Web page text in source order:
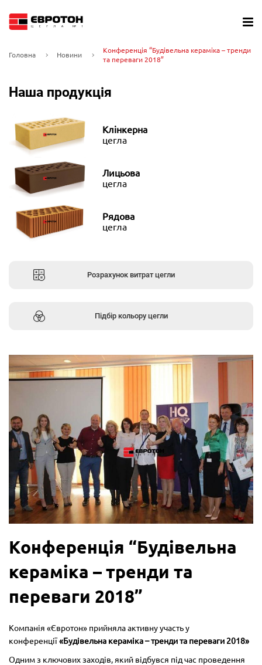
Головна Новини
Конференція “Будівельна кераміка – тренди
та переваги 2018”
Конференція “Будівельна
кераміка – тренди та
переваги 2018”
Компанія «Євротон» прийняла активну участь у
конференції«Будівельна кераміка – тренди та переваги 2018»
Одним з ключових заходів, який відбувся під час проведення
Наша продукція
Клінкерна
цегла
Лицьова
цегла
Рядова
цегла
Розрахунок витрат цегли
Підбір кольору цегли